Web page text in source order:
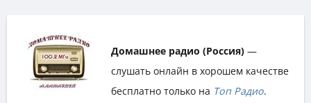
Домашнее радио (Россия) —
слушать онлайн в хорошем качестве
бесплатно только на Топ Радио.